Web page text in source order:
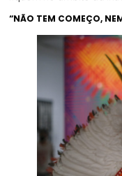
“NÃO TEM COMEÇO,